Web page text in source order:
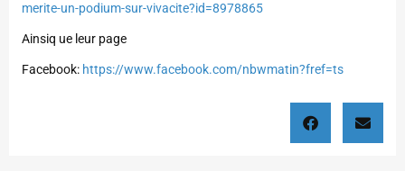
merite-un-podium-sur-vivacite?id=8978865
Ainsiq ue leur page
Facebook: https://www.facebook.com/nbwmatin?fref=ts